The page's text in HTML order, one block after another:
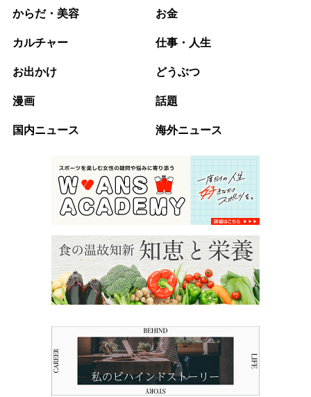
からだ・美容 お金
カルチャー 仕事・人生
お出かけ どうぶつ
漫画 話題
国内ニュース 海外ニュース